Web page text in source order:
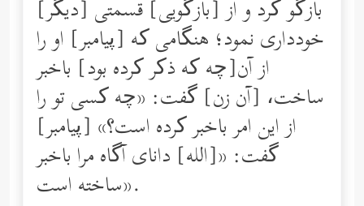
بازگو کرد و از [بازگویی] قسمتی [دیگر]
خودداری نمود؛ هنگامی ‌که [پیامبر] او را
از آن[چه که ذکر کرده بود] باخبر
ساخت، [آن زن] گفت: «چه کسی تو را
از این امر باخبر کرده است؟» [پیامبر]
گفت: «[الله] دانای آگاه مرا باخبر
ساخته است».